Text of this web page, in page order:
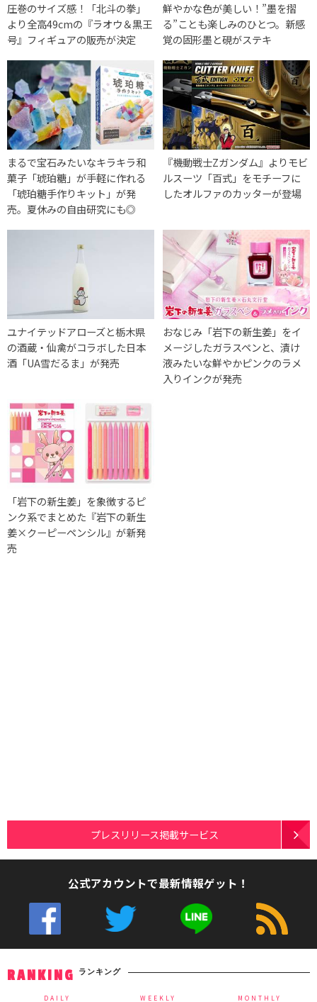
圧巻のサイズ感！「北斗の拳」
より全高49cmの『ラオウ＆黒王
号』フィギュアの販売が決定
鮮やかな色が美しい！”墨を摺
る”ことも楽しみのひとつ。新感
覚の固形墨と硯がステキ
まるで宝石みたいなキラキラ和
菓子「琥珀糖」が手軽に作れる
「琥珀糖手作りキット」が発
売。夏休みの自由研究にも◎
『機動戦士Zガンダム』よりモビ
ルスーツ「百式」をモチーフに
したオルファのカッターが登場
ユナイテッドアローズと栃木県
の酒蔵・仙禽がコラボした日本
酒「UA雪だるま」が発売
おなじみ「岩下の新生姜」をイ
メージしたガラスペンと、漬け
液みたいな鮮やかピンクのラメ
入りインクが発売
「岩下の新生姜」を象徴するピ
ンク系でまとめた『岩下の新生
姜×クーピーペンシル』が新発
売
プレスリリース掲載サービス
公式アカウントで最新情報ゲット！
RANKING ランキング
DAILY WEEKLY MONTHLY